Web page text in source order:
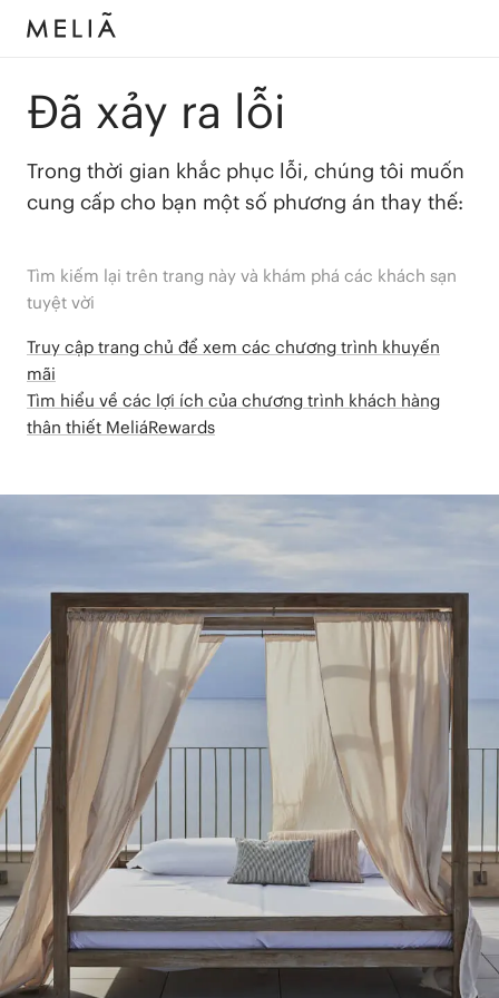
Đã xảy ra lỗi
Trong thời gian khắc phục lỗi, chúng tôi muốn
cung cấp cho bạn một số phương án thay thế:
Tìm kiếm lại trên trang này và khám phá các khách sạn
tuyệt vời
Truy cập trang chủ để xem các chương trình khuyến
mãi
Tìm hiểu về các lợi ích của chương trình khách hàng
thân thiết MeliáRewards